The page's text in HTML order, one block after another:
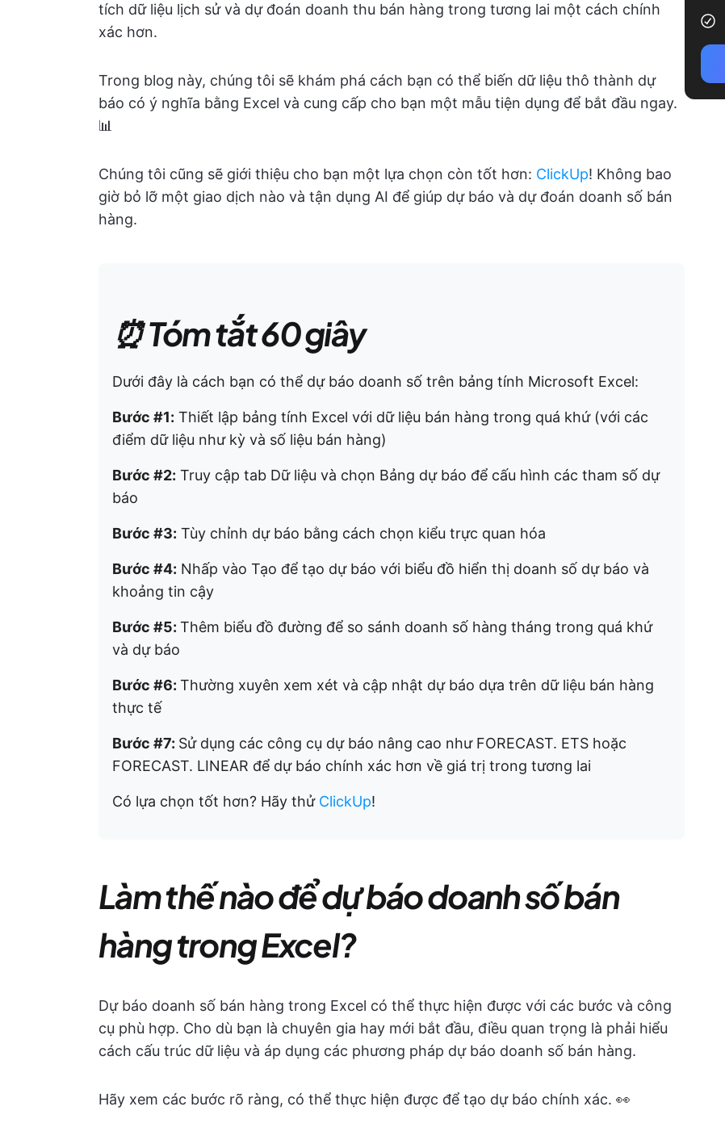
tích dữ liệu lịch sử và dự đoán doanh thu bán hàng trong tương lai một cách chính
xác hơn.
Trong blog này, chúng tôi sẽ khám phá cách bạn có thể biến dữ liệu thô thành dự
báo có ý nghĩa bằng Excel và cung cấp cho bạn một mẫu tiện dụng để bắt đầu ngay.
📊
Chúng tôi cũng sẽ giới thiệu cho bạn một lựa chọn còn tốt hơn: ClickUp! Không bao
giờ bỏ lỡ một giao dịch nào và tận dụng AI để giúp dự báo và dự đoán doanh số bán
hàng.
⏰ Tóm tắt 60 giây
Dưới đây là cách bạn có thể dự báo doanh số trên bảng tính Microsoft Excel:
Bước #1: Thiết lập bảng tính Excel với dữ liệu bán hàng trong quá khứ (với các
điểm dữ liệu như kỳ và số liệu bán hàng)
Bước #2: Truy cập tab Dữ liệu và chọn Bảng dự báo để cấu hình các tham số dự
báo
Bước #3: Tùy chỉnh dự báo bằng cách chọn kiểu trực quan hóa
Bước #4: Nhấp vào Tạo để tạo dự báo với biểu đồ hiển thị doanh số dự báo và
khoảng tin cậy
Bước #5: Thêm biểu đồ đường để so sánh doanh số hàng tháng trong quá khứ
và dự báo
Bước #6: Thường xuyên xem xét và cập nhật dự báo dựa trên dữ liệu bán hàng
thực tế
Bước #7: Sử dụng các công cụ dự báo nâng cao như FORECAST. ETS hoặc
FORECAST. LINEAR để dự báo chính xác hơn về giá trị trong tương lai
Có lựa chọn tốt hơn? Hãy thử ClickUp!
Làm thế nào để dự báo doanh số bán
hàng trong Excel?
Dự báo doanh số bán hàng trong Excel có thể thực hiện được với các bước và công
cụ phù hợp. Cho dù bạn là chuyên gia hay mới bắt đầu, điều quan trọng là phải hiểu
cách cấu trúc dữ liệu và áp dụng các phương pháp dự báo doanh số bán hàng.
Hãy xem các bước rõ ràng, có thể thực hiện được để tạo dự báo chính xác. 👀